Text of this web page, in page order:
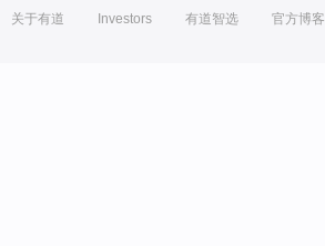
关于有道 Investors 有道智选 官方博客